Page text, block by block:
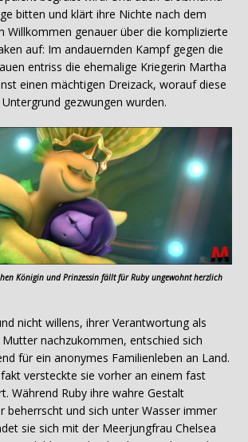
bitten und klärt ihre Nichte nach dem
Willkommen genauer über die komplizierte
auf: Im andauernden Kampf gegen die
entriss die ehemalige Kriegerin Martha
einen mächtigen Dreizack, worauf diese
gezwungen wurden.
Königin und Prinzessin fällt für Ruby ungewohnt herzlich
nicht willens, ihrer Verantwortung als
nachzukommen, entschied sich
für ein anonymes Familienleben an Land.
versteckte sie vorher an einem fast
Während Ruby ihre wahre Gestalt
beherrscht und sich unter Wasser immer
sie sich mit der Meerjungfrau Chelsea